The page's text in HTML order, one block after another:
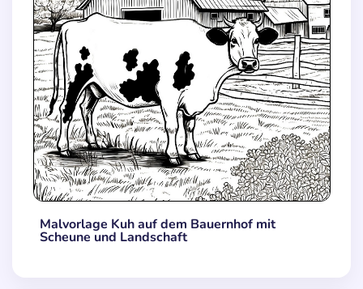
Malvorlage Kuh auf dem Bauernhof mit
Scheune und Landschaft